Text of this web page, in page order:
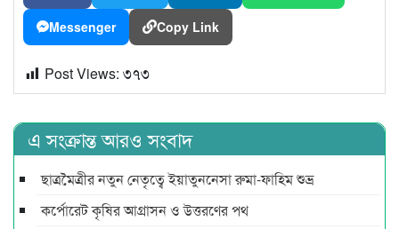
Messenger Copy Link
Post Views: ৩৭৩
এ সংক্রান্ত আরও সংবাদ
ছাত্রমৈত্রীর নতুন নেতৃত্বে ইয়াতুননেসা রুমা-ফাহিম শুভ্র
কর্পোরেট কৃষির আগ্রাসন ও উত্তরণের পথ